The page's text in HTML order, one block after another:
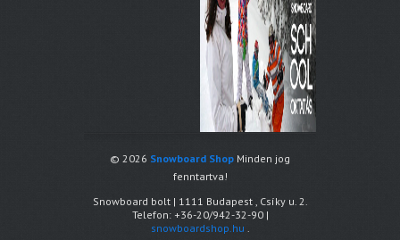
© 2026 Snowboard Shop Minden jog
fenntartva!
Snowboard bolt | 1111 Budapest , Csíky u. 2.
Telefon: +36-20/942-32-90|
snowboardshop.hu .